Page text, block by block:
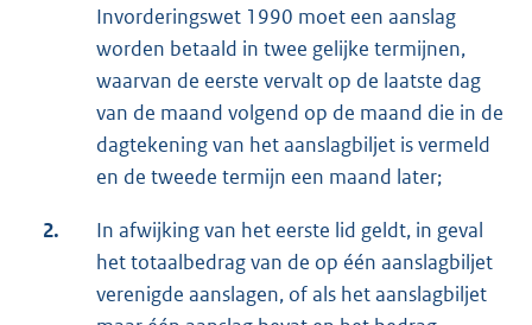
Invorderingswet 1990 moet een aanslag
worden betaald in twee gelijke termijnen,
waarvan de eerste vervalt op de laatste dag
van de maand volgend op de maand die in de
dagtekening van het aanslagbiljet is vermeld
en de tweede termijn een maand later;
2.
In afwijking van het eerste lid geldt, in geval
het totaalbedrag van de op één aanslagbiljet
verenigde aanslagen, of als het aanslagbiljet